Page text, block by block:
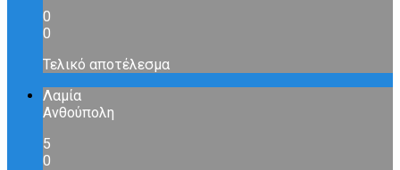
0
0
Τελικό αποτέλεσμα
Λαμία
Ανθούπολη
5
0